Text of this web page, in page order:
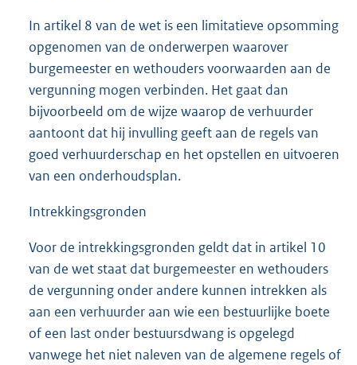
In artikel 8 van de wet is een limitatieve opsomming
opgenomen van de onderwerpen waarover
burgemeester en wethouders voorwaarden aan de
vergunning mogen verbinden. Het gaat dan
bijvoorbeeld om de wijze waarop de verhuurder
aantoont dat hij invulling geeft aan de regels van
goed verhuurderschap en het opstellen en uitvoeren
van een onderhoudsplan.
Intrekkingsgronden
Voor de intrekkingsgronden geldt dat in artikel 10
van de wet staat dat burgemeester en wethouders
de vergunning onder andere kunnen intrekken als
aan een verhuurder aan wie een bestuurlijke boete
of een last onder bestuursdwang is opgelegd
vanwege het niet naleven van de algemene regels of